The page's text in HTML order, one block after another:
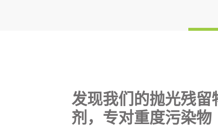
发现我们的抛光残留
剂，专对重度污染物